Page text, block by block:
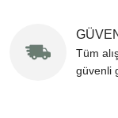
Tüm
güvenli